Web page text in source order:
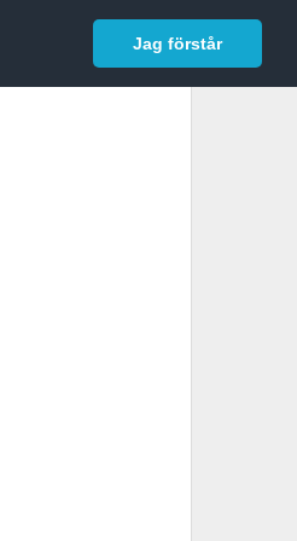
Jag förstår
Logga in